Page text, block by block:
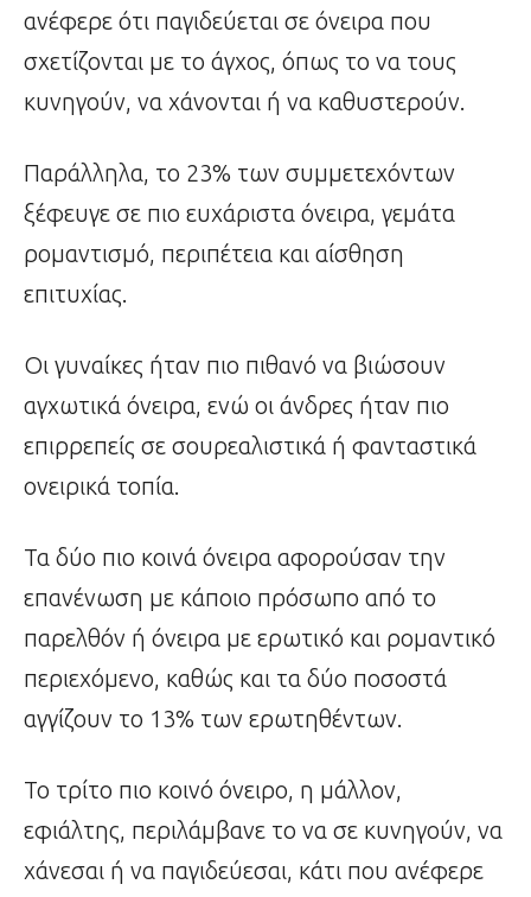
ανέφερε ότι παγιδεύεται σε όνειρα που
σχετίζονται με το άγχος, όπως το να τους
κυνηγούν, να χάνονται ή να καθυστερούν.
Παράλληλα, το 23% των συμμετεχόντων
ξέφευγε σε πιο ευχάριστα όνειρα, γεμάτα
ρομαντισμό, περιπέτεια και αίσθηση
επιτυχίας.
Οι γυναίκες ήταν πιο πιθανό να βιώσουν
αγχωτικά όνειρα, ενώ οι άνδρες ήταν πιο
επιρρεπείς σε σουρεαλιστικά ή φανταστικά
ονειρικά τοπία.
Τα δύο πιο κοινά όνειρα αφορούσαν την
επανένωση με κάποιο πρόσωπο από το
παρελθόν ή όνειρα με ερωτικό και ρομαντικό
περιεχόμενο, καθώς και τα δύο ποσοστά
αγγίζουν το 13% των ερωτηθέντων.
Το τρίτο πιο κοινό όνειρο, η μάλλον,
εφιάλτης, περιλάμβανε το να σε κυνηγούν, να
χάνεσαι ή να παγιδεύεσαι, κάτι που ανέφερε